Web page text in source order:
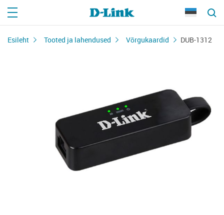
Esileht Tooted ja lahendused Võrgukaardid DUB-1312